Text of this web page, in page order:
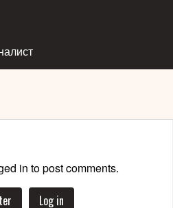
in to post comments.
Log in